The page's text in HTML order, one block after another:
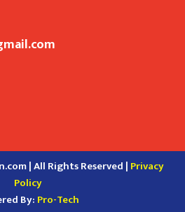
| All Rights Reserved | Privacy
Policy
By:Pro-Tech